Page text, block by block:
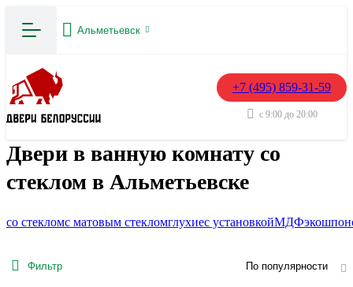
Альметьевск
+7 (495) 859-31-59
с 9:00 до 20:00
Двери в ванную комнату со
стеклом в Альметьевске
со стекломс матовым стекломглухиес установкойМДФэкошпон
Фильтр По популярности